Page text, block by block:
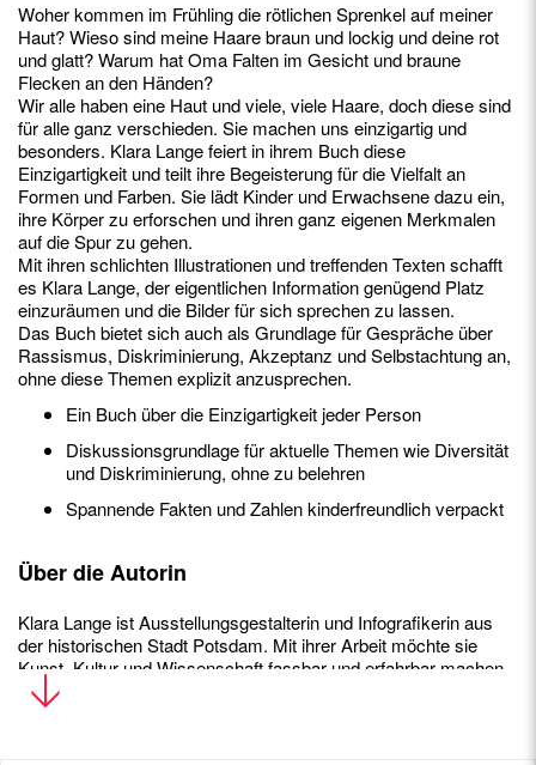
Woher kommen im Frühling die rötlichen Sprenkel auf meiner
Haut? Wieso sind meine Haare braun und lockig und deine rot
und glatt? Warum hat Oma Falten im Gesicht und braune
Flecken an den Händen?
Wir alle haben eine Haut und viele, viele Haare, doch diese sind
für alle ganz verschieden. Sie machen uns einzigartig und
besonders. Klara Lange feiert in ihrem Buch diese
Einzigartigkeit und teilt ihre Begeisterung für die Vielfalt an
Formen und Farben. Sie lädt Kinder und Erwachsene dazu ein,
ihre Körper zu erforschen und ihren ganz eigenen Merkmalen
auf die Spur zu gehen.
Mit ihren schlichten Illustrationen und treffenden Texten schafft
es Klara Lange, der eigentlichen Information genügend Platz
einzuräumen und die Bilder für sich sprechen zu lassen.
Das Buch bietet sich auch als Grundlage für Gespräche über
Rassismus, Diskriminierung, Akzeptanz und Selbstachtung an,
ohne diese Themen explizit anzusprechen.
Ein Buch über die Einzigartigkeit jeder Person
Diskussionsgrundlage für aktuelle Themen wie Diversität
und Diskriminierung, ohne zu belehren
Spannende Fakten und Zahlen kinderfreundlich verpackt
Über die Autorin
Klara Lange ist Ausstellungsgestalterin und Infografikerin aus
der historischen Stadt Potsdam. Mit ihrer Arbeit möchte sie
Kunst, Kultur und Wissenschaft fassbar und erfahrbar machen.
Am allerliebsten tut sie das für Kinder, die besonders neugierig
und entdeckungsfreudig sind.
Äußeres neu kennen und lieben gelernt.